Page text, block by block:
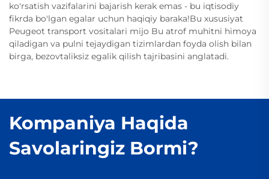
ko'rsatish vazifalarini bajarish kerak emas - bu iqtisodiy
fikrda bo'lgan egalar uchun haqiqiy baraka!Bu xususiyat
Peugeot transport vositalari mijo Bu atrof muhitni himoya
qiladigan va pulni tejaydigan tizimlardan foyda olish bilan
birga, bezovtaliksiz egalik qilish tajribasini anglatadi.
Kompaniya Haqida
Savolaringiz Bormi?